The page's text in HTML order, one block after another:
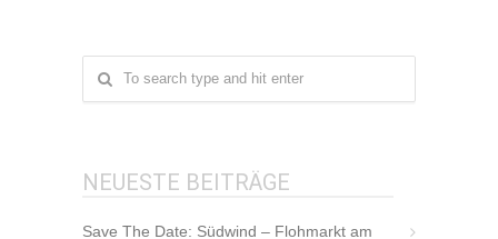
NEUESTE BEITRÄGE
Save The Date: Südwind – Flohmarkt am